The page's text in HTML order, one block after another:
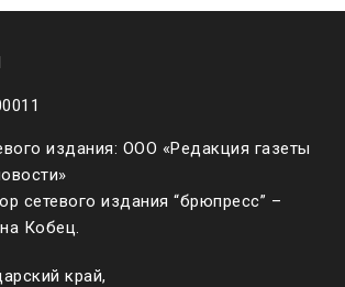
издания: ООО «Редакция газеты
сетевого издания “брюпресс” –
Кобец.
край,